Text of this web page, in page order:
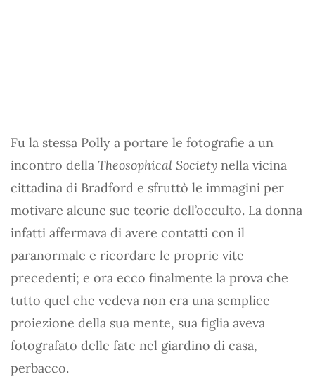
Fu la stessa Polly a portare le fotografie a un
incontro della Theosophical Society nella vicina
cittadina di Bradford e sfruttò le immagini per
motivare alcune sue teorie dell’occulto. La donna
infatti affermava di avere contatti con il
paranormale e ricordare le proprie vite
precedenti; e ora ecco finalmente la prova che
tutto quel che vedeva non era una semplice
proiezione della sua mente, sua figlia aveva
fotografato delle fate nel giardino di casa,
perbacco.